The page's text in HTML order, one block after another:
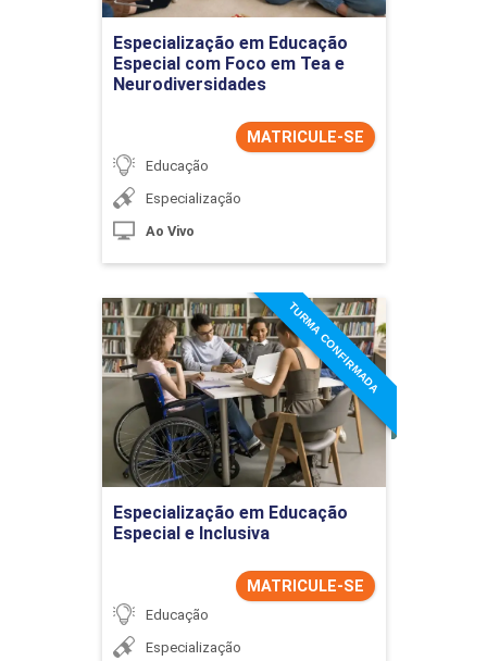
Especialização em Educação
Especial com Foco em Tea e
Neurodiversidades
MATRICULE-SE
Educação
Especialização
Ao Vivo
Ir para Inscrição
Especialização em Educação
Especial e Inclusiva
TURMA CONFIRMADA
MATRICULE-SE
Educação
Especialização
Especialização em
Educação Especial e
Inclusiva
Detalhes do curso